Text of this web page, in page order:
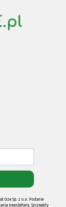
Oze Sp. z o.o. Podanie
newslettera. Szczegóły